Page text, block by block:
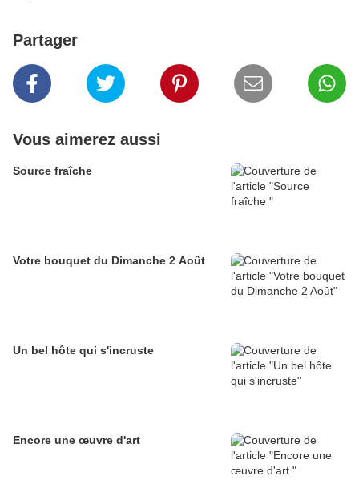
Partager
Vous aimerez aussi
Source fraîche
Votre bouquet du Dimanche 2 Août
Un bel hôte qui s'incruste
Encore une œuvre d'art